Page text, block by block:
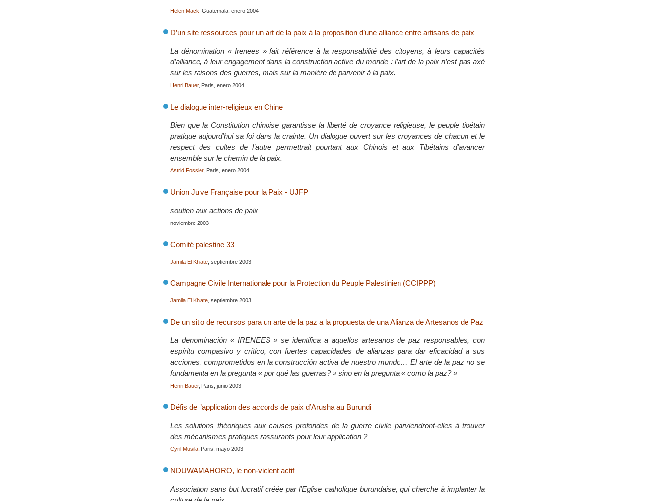
Helen Mack , Guatemala, enero 2004
D’un site ressources pour un art de la paix à la proposition d’une alliance entre artisans de paix
La dénomination « Irenees » fait référence à la responsabilité des citoyens, à leurs capacités
d’alliance, à leur engagement dans la construction active du monde : l’art de la paix n’est pas axé
sur les raisons des guerres, mais sur la manière de parvenir à la paix.
Henri Bauer, Paris, enero 2004
Le dialogue inter-religieux en Chine
Bien que la Constitution chinoise garantisse la liberté de croyance religieuse, le peuple tibétain
pratique aujourd’hui sa foi dans la crainte. Un dialogue ouvert sur les croyances de chacun et le
respect des cultes de l’autre permettrait pourtant aux Chinois et aux Tibétains d’avancer
ensemble sur le chemin de la paix.
Astrid Fossier, Paris, enero 2004
Union Juive Française pour la Paix - UJFP
soutien aux actions de paix
noviembre 2003
Comité palestine 33
Jamila El Khiate , septiembre 2003
Campagne Civile Internationale pour la Protection du Peuple Palestinien (CCIPPP)
Jamila El Khiate , septiembre 2003
De un sitio de recursos para un arte de la paz a la propuesta de una Alianza de Artesanos de Paz
La denominación « IRENEES » se identifica a aquellos artesanos de paz responsables, con
espíritu compasivo y crítico, con fuertes capacidades de alianzas para dar eficacidad a sus
acciones, comprometidos en la construcción activa de nuestro mundo… El arte de la paz no se
fundamenta en la pregunta « por qué las guerras? » sino en la pregunta « como la paz? »
Henri Bauer, Paris, junio 2003
Défis de l’application des accords de paix d’Arusha au Burundi
Les solutions théoriques aux causes profondes de la guerre civile parviendront-elles à trouver
des mécanismes pratiques rassurants pour leur application ?
Cyril Musila , Paris, mayo 2003
NDUWAMAHORO, le non-violent actif
Association sans but lucratif créée par l’Eglise catholique burundaise, qui cherche à implanter la